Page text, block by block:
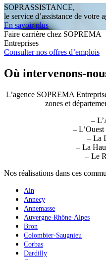
SOPRASSISTANCE,
le service d’assistance de votre
En savoir plus
Faire carrière chez SOPREMA
Entreprises
Consulter nos offres d’emplois
Où intervenons-
L’agence SOPREMA
zones et
–
– L’Ouest
– La
– La
– Le
Nos réalisations dans ces
Ain
Annecy
Annemasse
Auvergne-Rhône-Alpes
Bron
Colombier-Saugnieu
Corbas
Dardilly